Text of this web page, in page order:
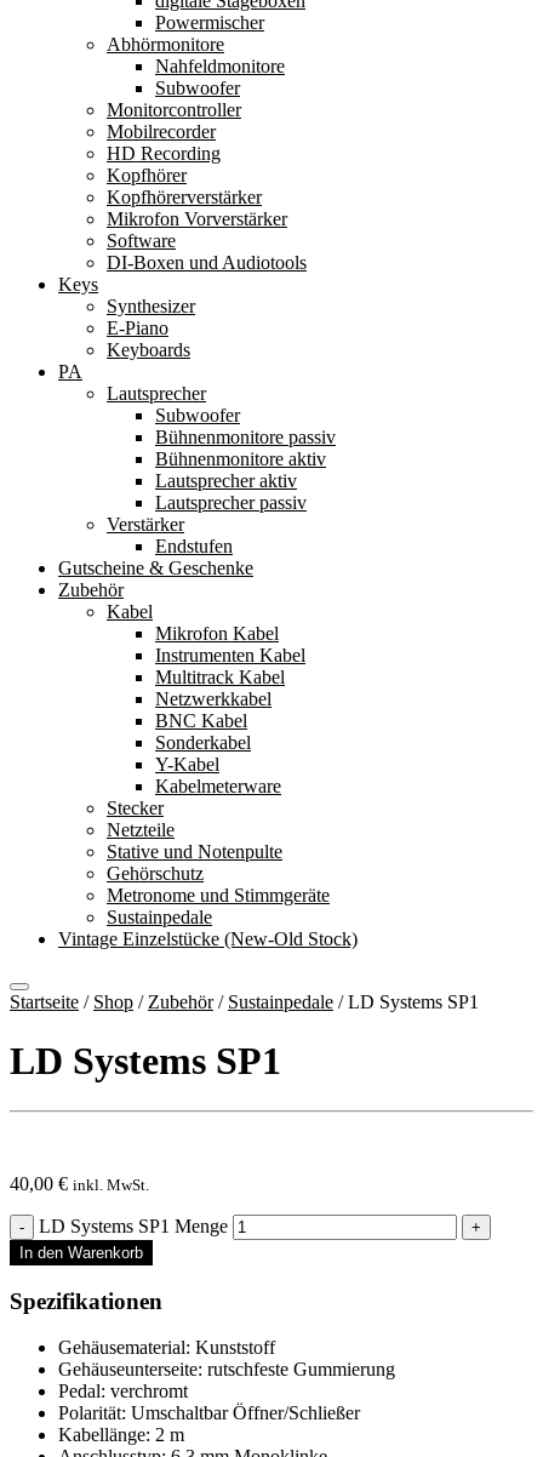
Powermischer
Abhörmonitore
Nahfeldmonitore
Subwoofer
Monitorcontroller
Mobilrecorder
HD Recording
Kopfhörer
Kopfhörerverstärker
Mikrofon Vorverstärker
Software
DI-Boxen und Audiotools
Keys
Synthesizer
E-Piano
Keyboards
PA
Lautsprecher
Subwoofer
Bühnenmonitore passiv
Bühnenmonitore aktiv
Lautsprecher aktiv
Lautsprecher passiv
Verstärker
Endstufen
Gutscheine & Geschenke
Zubehör
Kabel
Mikrofon Kabel
Instrumenten Kabel
Multitrack Kabel
Netzwerkkabel
BNC Kabel
Sonderkabel
Y-Kabel
Kabelmeterware
Stecker
Netzteile
Stative und Notenpulte
Gehörschutz
Metronome und Stimmgeräte
Sustainpedale
Vintage Einzelstücke (New-Old Stock)
Startseite / Shop / Zubehör/ Sustainpedale /LD Systems SP1
LD Systems SP1
40,00 € inkl. MwSt.
LD Systems SP1 Menge
In den Warenkorb
Spezifikationen
Gehäusematerial: Kunststoff
Gehäuseunterseite: rutschfeste Gummierung
Pedal: verchromt
Polarität: Umschaltbar Öffner/Schließer
Kabellänge: 2 m